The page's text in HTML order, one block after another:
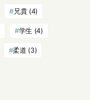
兄貴(4)
学生 (4)
柔道 (3)